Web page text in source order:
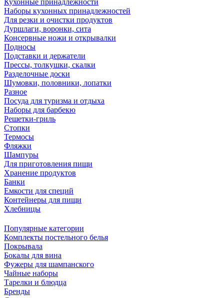
Кухонные принадлежности
Наборы кухонных принадлежностей
Для резки и очистки продуктов
Дуршлаги, воронки, сита
Консервные ножи и открывалки
Подносы
Подставки и держатели
Прессы, толкушки, скалки
Разделочные доски
Шумовки, половники, лопатки
Разное
Посуда для туризма и отдыха
Наборы для барбекю
Решетки-гриль
Стопки
Термосы
Фляжки
Шампуры
Для приготовления пищи
Хранение продуктов
Банки
Емкости для специй
Контейнеры для пищи
Хлебницы
Популярные категории
Комплекты постельного белья
Покрывала
Бокалы для вина
Фужеры для шампанского
Чайные наборы
Тарелки и блюдца
Бренды